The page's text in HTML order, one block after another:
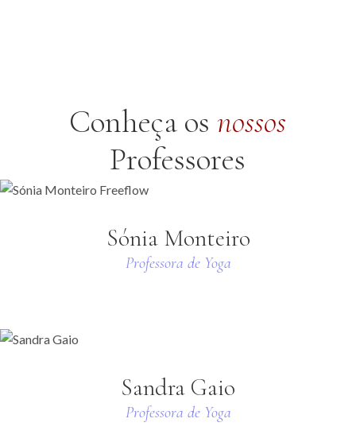
Conheça os nossos
Professores
Sónia Monteiro
Professora de Yoga
Sandra Gaio
Professora de Yoga